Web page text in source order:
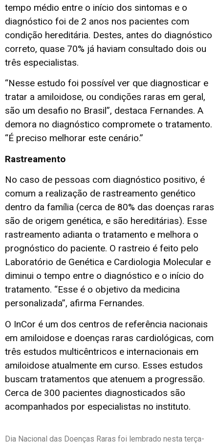
tempo médio entre o início dos sintomas e o
diagnóstico foi de 2 anos nos pacientes com
condição hereditária. Destes, antes do diagnóstico
correto, quase 70% já haviam consultado dois ou
três especialistas.
“Nesse estudo foi possível ver que diagnosticar e
tratar a amiloidose, ou condições raras em geral,
são um desafio no Brasil”, destaca Fernandes. A
demora no diagnóstico compromete o tratamento.
“É preciso melhorar este cenário.”
Rastreamento
No caso de pessoas com diagnóstico positivo, é
comum a realização de rastreamento genético
dentro da família (cerca de 80% das doenças raras
são de origem genética, e são hereditárias). Esse
rastreamento adianta o tratamento e melhora o
prognóstico do paciente. O rastreio é feito pelo
Laboratório de Genética e Cardiologia Molecular e
diminui o tempo entre o diagnóstico e o início do
tratamento. “Esse é o objetivo da medicina
personalizada”, afirma Fernandes.
O InCor é um dos centros de referência nacionais
em amiloidose e doenças raras cardiológicas, com
três estudos multicêntricos e internacionais em
amiloidose atualmente em curso. Esses estudos
buscam tratamentos que atenuem a progressão.
Cerca de 300 pacientes diagnosticados são
acompanhados por especialistas no instituto.
Dia Nacional das Doenças Raras foi lembrado nesta terça-